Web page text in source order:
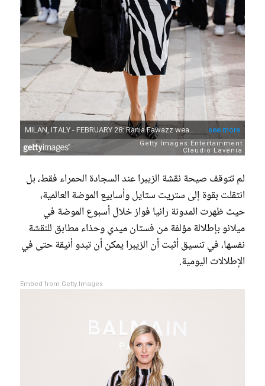
لم تتوقف صيحة نقشة الزيبرا عند السجادة الحمراء فقط، بل
انتقلت بقوة إلى ستريت ستايل وأسابيع الموضة العالمية،
حيث ظهرت المدونة رانيا فواز خلال أسبوع الموضة في
ميلانو بإطلالة مؤلفة من فستان ميدي وحذاء مطابق للنقشة
نفسها، في تنسيق أثبت أن الزيبرا يمكن أن تبدو أنيقة حتى في
الإطلالات اليومية.
Embed from Getty Images